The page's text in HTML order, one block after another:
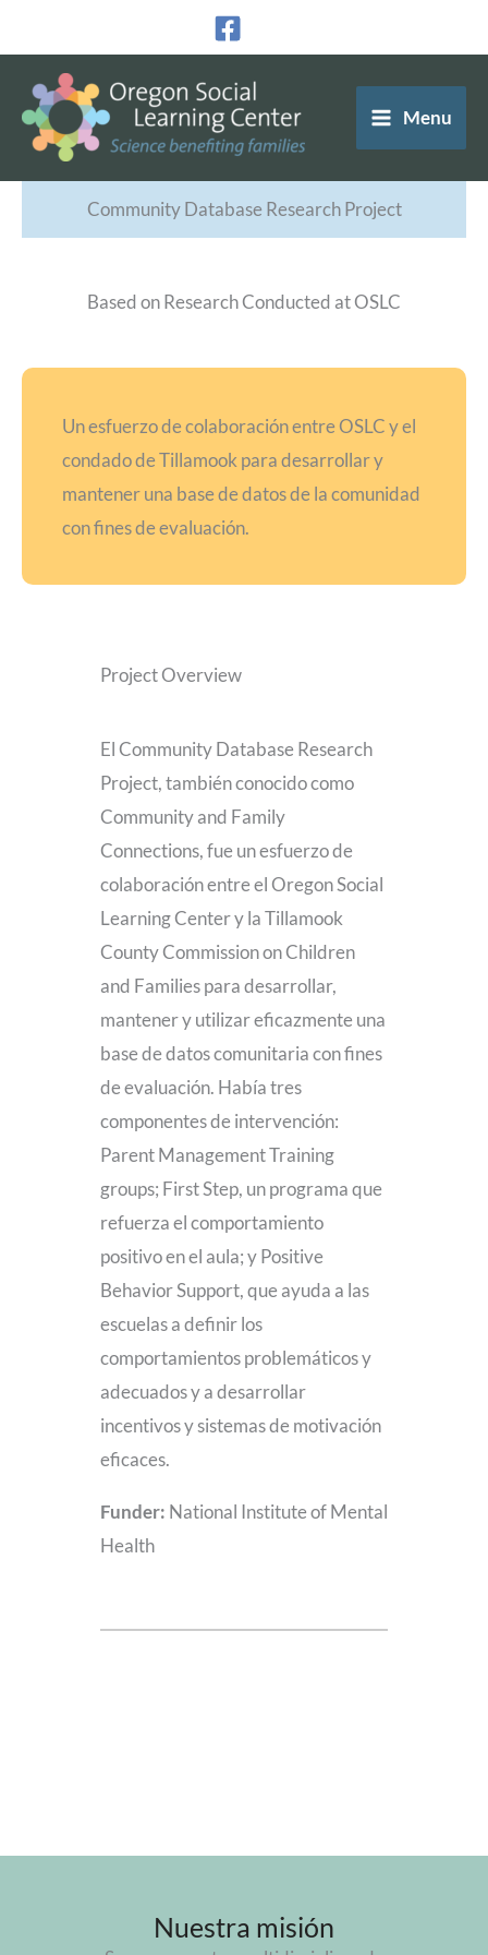
contenido
Menu
Community Database Research Project
Based on Research Conducted at OSLC
Un esfuerzo de colaboración entre OSLC y el
condado de Tillamook para desarrollar y
mantener una base de datos de la comunidad
con fines de evaluación.
Project Overview
El Community Database Research
Project, también conocido como
Community and Family
Connections, fue un esfuerzo de
colaboración entre el Oregon Social
Learning Center y la Tillamook
County Commission on Children
and Families para desarrollar,
mantener y utilizar eficazmente una
base de datos comunitaria con fines
de evaluación. Había tres
componentes de intervención:
Parent Management Training
groups; First Step, un programa que
refuerza el comportamiento
positivo en el aula; y Positive
Behavior Support, que ayuda a las
escuelas a definir los
comportamientos problemáticos y
adecuados y a desarrollar
incentivos y sistemas de motivación
eficaces.
Funder: National Institute of Mental
Health
Nuestra misión